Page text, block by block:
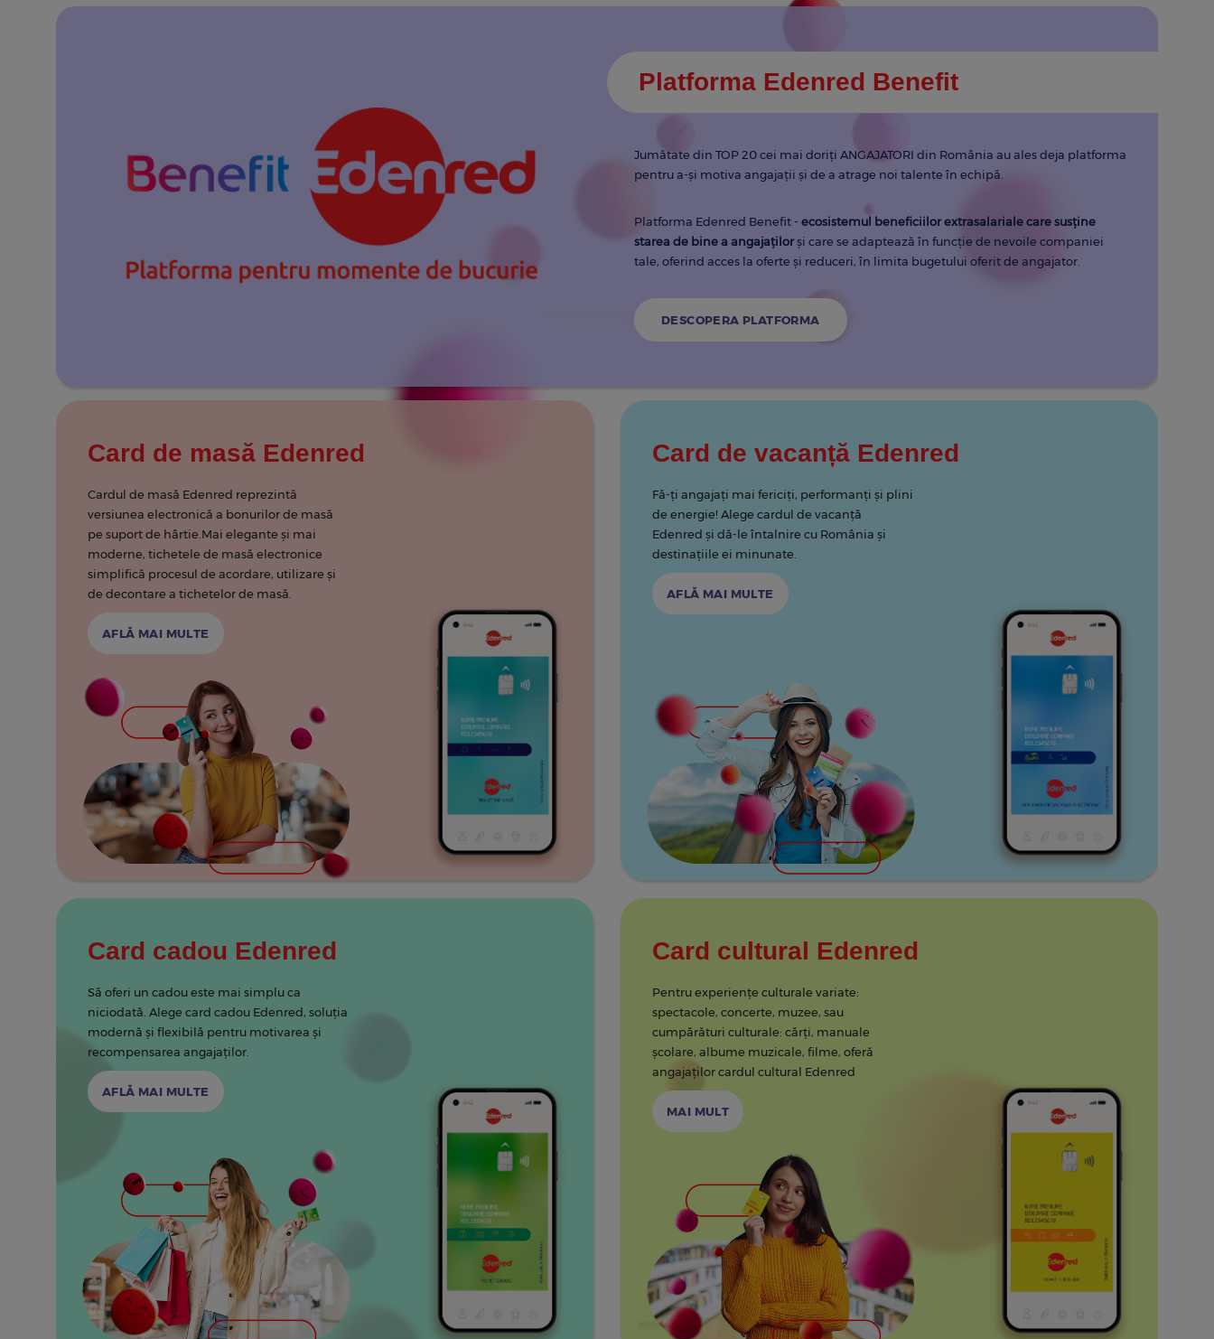
Platforma Edenred Benefit
Jumătate din TOP 20 cei mai doriţi ANGAJATORI din România au ales deja platforma
pentru a-şi motiva angajaţii şi de a atrage noi talente în echipă.
Platforma Edenred Benefit - ecosistemul beneficiilor extrasalariale care susține
starea de bine a angajațilorși care se adaptează în funcție de nevoile companiei
tale, oferind acces la oferte și reduceri, în limita bugetului oferit de angajator.
DESCOPERA PLATFORMA
Card de masă Edenred
Cardul de masă Edenred reprezintă
versiunea electronică a bonurilor de masă
pe suport de hârtie.Mai elegante şi mai
moderne, tichetele de masă electronice
simplifică procesul de acordare, utilizare și
de decontare a tichetelor de masă.
AFLĂ MAI MULTE
Card de vacanță Edenred
Fă-ți angajați mai fericiți, performanți și plini
de energie! Alege cardul de vacanță
Edenred și dă-le întalnire cu România și
destinațiile ei minunate.
AFLĂ MAI MULTE
Card cadou Edenred
Să oferi un cadou este mai simplu ca
niciodată. Alege card cadou Edenred, soluția
modernă și flexibilă pentru motivarea și
recompensarea angajaților.
AFLĂ MAI MULTE
Card cultural Edenred
Pentru experiențe culturale variate:
spectacole, concerte, muzee, sau
cumpărături culturale: cărţi, manuale
şcolare, albume muzicale, filme, oferă
angajaților cardul cultural Edenred
MAI MULT